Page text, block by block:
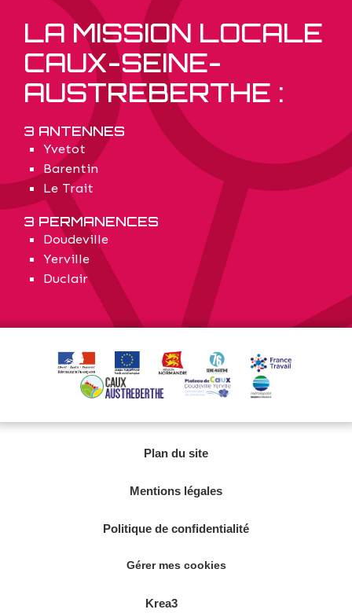
LA MISSION LOCALE
CAUX-SEINE-
AUSTREBERTHE :
3 ANTENNES
Yvetot
Barentin
Le Trait
3 PERMANENCES
Doudeville
Yerville
Duclair
Plan du site
Mentions légales
Politique de confidentialité
Gérer mes cookies
Krea3